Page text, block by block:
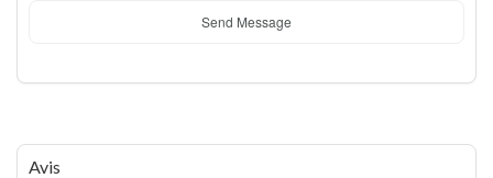
Send Message
Avis